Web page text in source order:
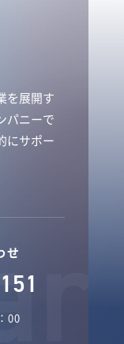
を展開す
パニーで
にサポー
せ
00